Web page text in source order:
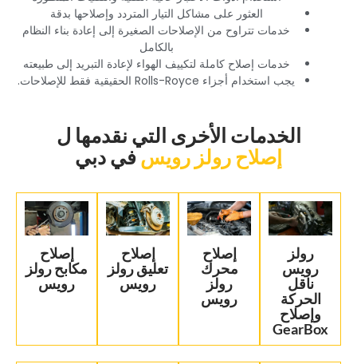
‏العثور على مشاكل التيار المتردد وإصلاحها بدقة‏
‏خدمات تتراوح من الإصلاحات الصغيرة إلى إعادة بناء النظام
بالكامل‏
‏خدمات إصلاح كاملة لتكييف الهواء لإعادة التبريد إلى طبيعته‏
‏يجب استخدام أجزاء Rolls-Royce الحقيقية فقط للإصلاحات.‏
‏الخدمات الأخرى التي نقدمها ل‏
‏إصلاح رولز رويس‏‏في دبي‏
‏رولز
رويس
ناقل
الحركة
وإصلاح
GearBox‏
‏إصلاح
محرك
رولز
رويس‏
‏إصلاح
تعليق رولز
رويس‏
‏إصلاح
مكابح رولز
رويس‏